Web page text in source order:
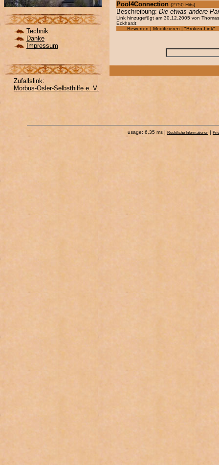
Technik
Danke
Impressum
Zufallslink:
Morbus-Osler-Selbsthilfe e. V.
Pool4Connection (2750 Hits)
Beschreibung: Die etwas andere
Link hinzugefügt am 30.12.2005 von Thomas
Eckhardt
Bewerten | Modifizieren | "Broken-Link"
usage: 6,35 ms | Rechtliche Informationen |